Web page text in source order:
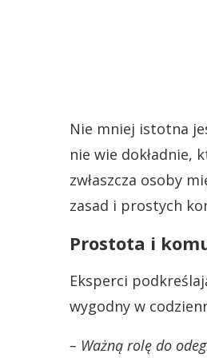
Nie mniej istotna
nie wie dokładnie,
zwłaszcza osoby
zasad i prostych
Prostota i
Eksperci
wygodny w
– Ważną rolę do